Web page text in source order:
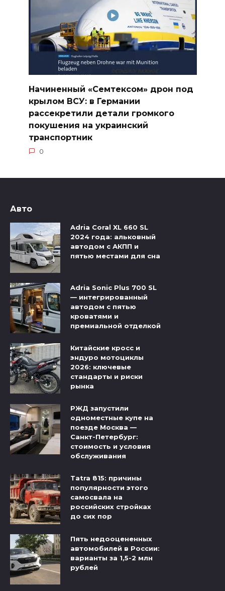
Начиненный «Семтексом» дрон под
крылом ВСУ: в Германии
рассекретили детали громкого
покушения на украинский
транспортник
0
Авто
Adria Coral XL 660 SL
2024 года: альковный
автодом с АКПП и
пятью местами для сна
Adria Sonic Plus 700 SL
— интегрированный
автодом с пятью
кроватями и
премиальной отделкой
Китайские кросс и
эндуро мотоциклы
2026: ключевые
стандарты и риски
рынка
РЖД запустили
одноместные купе на
поезде Москва —
Санкт-Петербург:
стоимость и условия
обслуживания
Tatra 815: причины
популярности этого
самосвала на
российских стройках
до сих пор
Пять недооцененных
автомобилей в России:
варианты за 1,5-2 млн
рублей